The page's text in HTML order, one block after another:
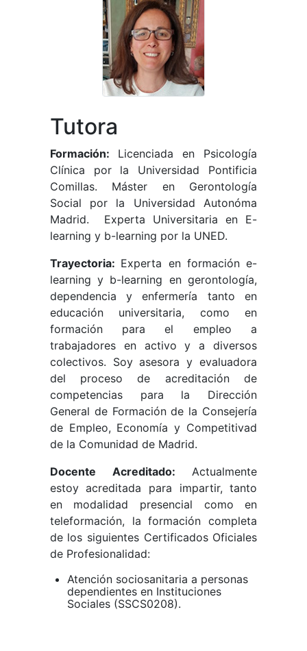
Tutora
Formación: Licenciada en Psicología
Clínica por la Universidad Pontificia
Comillas. Máster en Gerontología
Social por la Universidad Autonóma
Madrid. Experta Universitaria en E-
learning y b-learning por la UNED.
Trayectoria: Experta en formación e-
learning y b-learning en gerontología,
dependencia y enfermería tanto en
educación universitaria, como en
formación para el empleo a
trabajadores en activo y a diversos
colectivos. Soy asesora y evaluadora
del proceso de acreditación de
competencias para la Dirección
General de Formación de la Consejería
de Empleo, Economía y Competitivad
de la Comunidad de Madrid.
Docente Acreditado: Actualmente
estoy acreditada para impartir, tanto
en modalidad presencial como en
teleformación, la formación completa
de los siguientes Certificados Oficiales
de Profesionalidad:
Atención sociosanitaria a personas
dependientes en Instituciones
Sociales (SSCS0208).